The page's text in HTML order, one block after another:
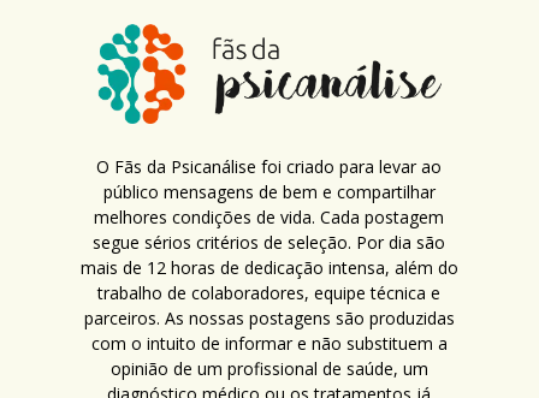
O Fãs da Psicanálise foi criado para levar ao
público mensagens de bem e compartilhar
melhores condições de vida. Cada postagem
segue sérios critérios de seleção. Por dia são
mais de 12 horas de dedicação intensa, além do
trabalho de colaboradores, equipe técnica e
parceiros. As nossas postagens são produzidas
com o intuito de informar e não substituem a
opinião de um profissional de saúde, um
diagnóstico médico ou os tratamentos já